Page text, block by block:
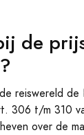
de
reiswereld de
306 t/m 310
over de